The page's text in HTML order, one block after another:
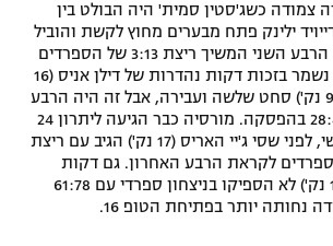
1
צמודה כשג'סטין סמית' היה הבולט בין
ילינק פתח מבערים מחוץ לקשת והוביל
את מורסיה ל-11:13. הרבע השני המשיך ריצת 3:13 של הספרדים
והיתרון הדו ספרתי נשמר בזכות דקות נהדרות של דילן אניס (16
נק'). האנס ואנוויין (9 נק') סחט שלשה ועבירה, אבל זה היה הרבע
של המארחת עם 28:44 בהפסקה. מורסיה כבר הגיעה ליתרון 24
במהלך הרבע השלישי, לפני שסי ג'יי האריס (17 נק') הגיב עם ריצת
של הספרדים לקראת הרבע האחרון. גם דקות
טובות של סמית' (18 נק') לא הספיקו בניצחון ספרדי עם 61:78
נחותה יותר בפתיחת הטופ 16.